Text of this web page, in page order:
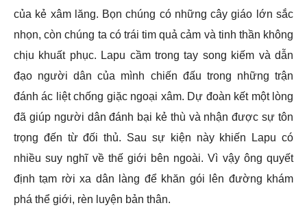
của kẻ xâm lăng. Bọn chúng có những cây giáo lớn sắc
nhọn, còn chúng ta có trái tim quả cảm và tinh thần không
chịu khuất phục. Lapu cầm trong tay song kiếm và dẫn
đạo người dân của mình chiến đấu trong những trận
đánh ác liệt chống giặc ngoại xâm. Dự đoàn kết một lòng
đã giúp người dân đánh bại kẻ thù và nhận được sự tôn
trọng đến từ đối thủ. Sau sự kiện này khiến Lapu có
nhiều suy nghĩ về thế giới bên ngoài. Vì vậy ông quyết
định tạm rời xa dân làng để khăn gói lên đường khám
phá thể giới, rèn luyện bản thân.